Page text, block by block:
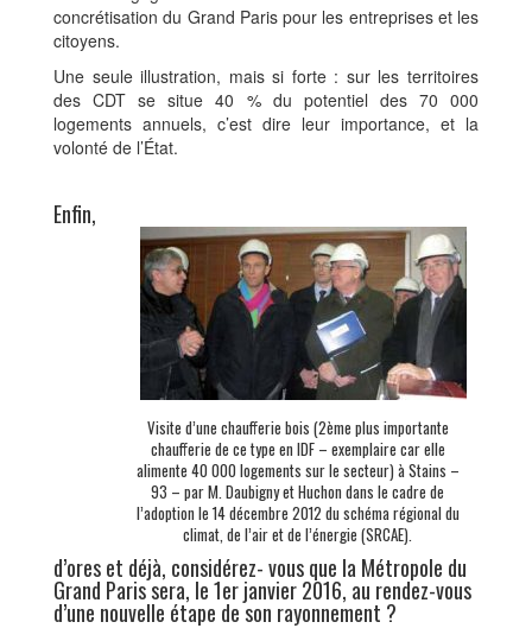
concrétisation du Grand Paris pour les entreprises et les
citoyens.
Une seule illustration, mais si forte : sur les territoires
des CDT se situe 40 % du potentiel des 70 000
logements annuels, c’est dire leur importance, et la
volonté de l’État.
Visite d’une chaufferie bois (2ème plus importante
chaufferie de ce type en IDF – exemplaire car elle
alimente 40 000 logements sur le secteur) à Stains –
93 – par M. Daubigny et Huchon dans le cadre de
l’adoption le 14 décembre 2012 du schéma régional du
climat, de l’air et de l’énergie (SRCAE).
Enfin,
d’ores et déjà, considérez- vous que la Métropole du
Grand Paris sera, le 1er janvier 2016, au rendez-vous
d’une nouvelle étape de son rayonnement ?